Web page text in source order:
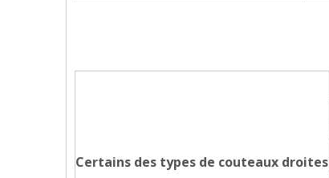
Certains des types de couteaux droites